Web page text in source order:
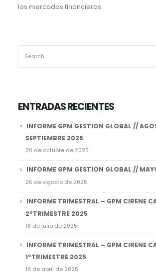
los mercados financieros.
ENTRADAS RECIENTES
INFORME GPM GESTION GLOBAL //
SEPTIEMBRE 2025
20 de octubre de 2025
INFORME GPM GESTION GLOBAL //
26 de agosto de 2025
INFORME TRIMESTRAL – GPM CIRENE
2ºTRIMESTRE 2025
16 de julio de 2025
INFORME TRIMESTRAL – GPM CIRENE
1ºTRIMESTRE 2025
16 de abril de 2025